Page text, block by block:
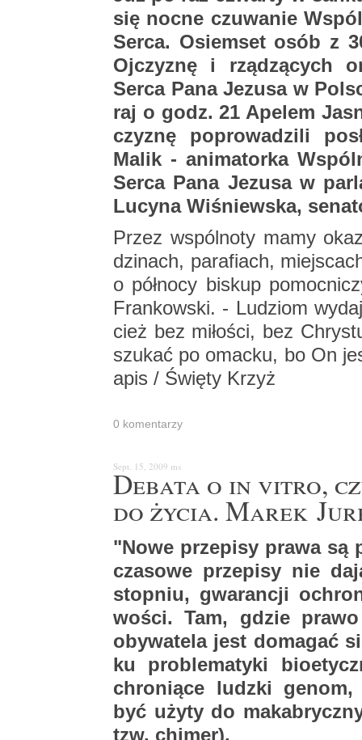
się nocne czu­wa­nie
Serca. Osiem­set osób z
Oj­czy­znę i rzą­dzą­cych
Serca Pana Je­zu­sa w
raj o godz. 21 Ape­lem
czy­znę po­pro­wa­dzi­li
Malik - ani­ma­tor­ka
Serca Pana Je­zu­sa w
Lu­cy­na Wi­śniew­ska,
Przez wspól­no­ty mamy
dzi­nach, pa­ra­fiach,
o pół­no­cy bi­skup
Fran­kow­ski. - Lu­dziom
cież bez mi­ło­ści, bez
szu­kać po omac­ku, bo On
apis / Świę­ty Krzyż
0 ko­men­ta­rzy
Sept. 15, 2009 ms
De­ba­ta o in vitro,
do życia. Marek
"Nowe prze­pi­sy prawa
cza­so­we prze­pi­sy nie
stop­niu, gwa­ran­cji
wo­ści. Tam, gdzie
oby­wa­te­la jest do­ma­gać
ku pro­ble­ma­ty­ki
chro­nią­ce ludz­ki genom,
być użyty do
tzw. chi­mer).